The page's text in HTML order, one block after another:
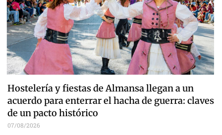
Hostelería y fiestas de Almansa llegan a un
acuerdo para enterrar el hacha de guerra: claves
de un pacto histórico
07/08/2026